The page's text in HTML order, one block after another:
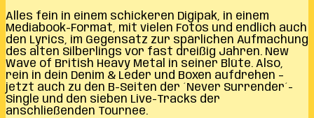
Alles fein in einem schickeren Digipak, in einem
Mediabook-Format, mit vielen Fotos und endlich auch
den Lyrics, im Gegensatz zur spärlichen Aufmachung
des alten Silberlings vor fast dreißig Jahren. New
Wave of British Heavy Metal in seiner Blüte. Also,
rein in dein Denim & Leder und Boxen aufdrehen –
jetzt auch zu den B-Seiten der ´Never Surrender´-
Single und den sieben Live-Tracks der
anschließenden Tournee.